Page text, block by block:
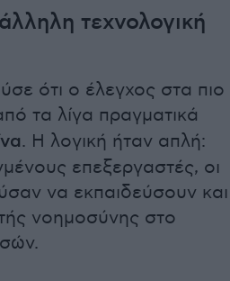
τεχνολογική
ότι ο έλεγχος στα πιο
τα λίγα πραγματικά
. Η λογική ήταν απλή:
επεξεργαστές, οι
να εκπαιδεύσουν και
νοημοσύνης στο